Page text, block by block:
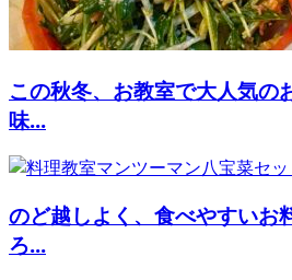
この秋冬、お教室で大人気の
味...
のど越しよく、食べやすいお
ろ...